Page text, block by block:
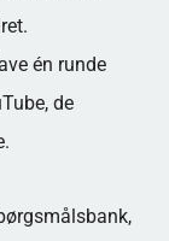
én runde
de